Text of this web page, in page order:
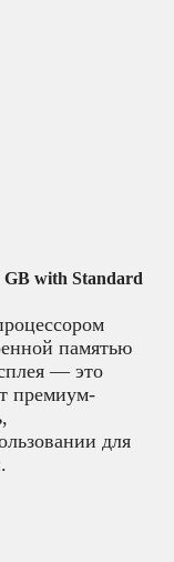
GB with Standard
памятью
— это
премиум-
для